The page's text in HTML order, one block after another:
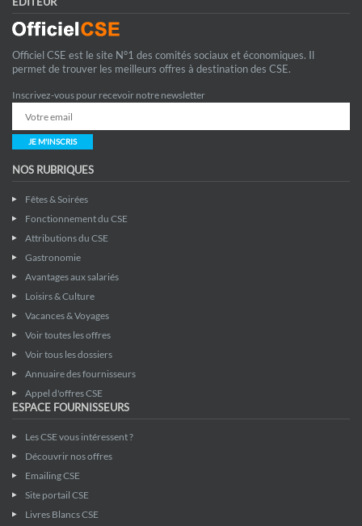
Officiel CSE est le site N°1 des comités sociaux et économiques. Il
permet de trouver les meilleurs offres à destination des CSE.
Inscrivez-vous pour recevoir notre newsletter
JE M'INSCRIS
NOS RUBRIQUES
Fêtes & Soirées
Fonctionnement du CSE
Attributions du CSE
Gastronomie
Avantages aux salariés
Loisirs & Culture
Vacances & Voyages
Voir toutes les offres
Voir tous les dossiers
Annuaire des fournisseurs
Appel d'offres CSE
ESPACE FOURNISSEURS
Les CSE vous intéressent ?
Découvrir nos offres
Emailing CSE
Site portail CSE
Livres Blancs CSE